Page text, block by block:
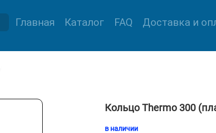
Главная Каталог FAQ Доставка и
Кольцо Thermo 300
в наличии